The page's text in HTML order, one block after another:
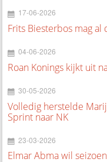
17-06-2026
Frits Biesterbos mag al
04-06-2026
Roan Konings kijkt uit
30-05-2026
Volledig herstelde
Sprint naar NK
23-03-2026
Elmar Abma wil